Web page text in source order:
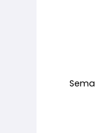
yang